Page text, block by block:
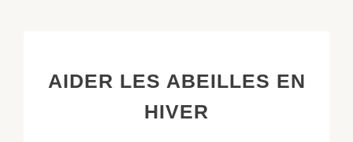
AIDER LES ABEILLES EN
HIVER